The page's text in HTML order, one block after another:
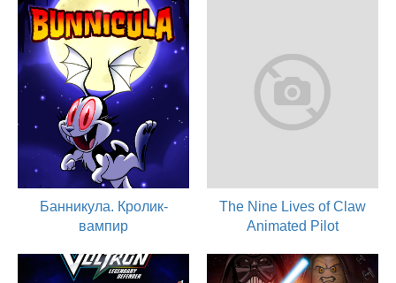
актер
Банникула. Кролик-
вампир
актер
The Nine Lives of Claw
Animated Pilot
актер